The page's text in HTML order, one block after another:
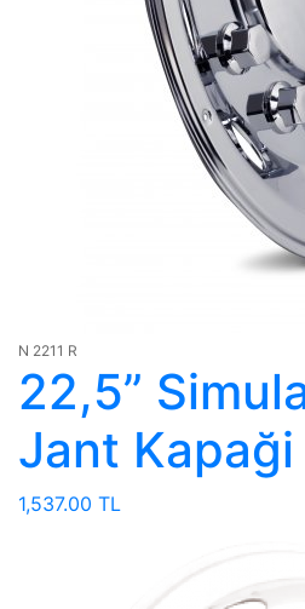
N 2211 R
22,5”
Jant
1,537.00 TL